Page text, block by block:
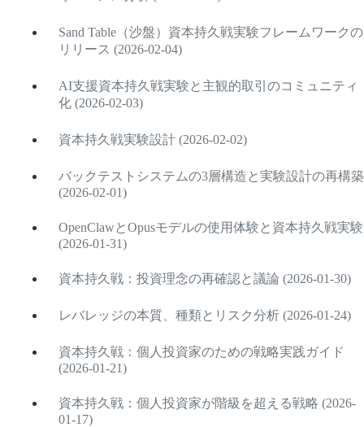
Sand Table（沙盤）資本持久戦実験フレームワークの
リリース (2026-02-04)
AI支援資本持久戦実験と主観的取引のコミュニティ
化 (2026-02-03)
資本持久戦実験設計 (2026-02-02)
バックテストシステムの3層構造と実験設計の再構築
(2026-02-01)
OpenClawとOpusモデルの使用体験と資本持久戦実験
(2026-01-31)
資本持久戦：投資理念の再確認と議論 (2026-01-30)
レバレッジの本質、種類とリスク分析 (2026-01-24)
資本持久戦：個人投資家のための戦略実践ガイド
(2026-01-21)
資本持久戦：個人投資家が階級を超える戦略 (2026-
01-17)